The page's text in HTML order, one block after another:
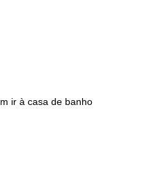
ir à casa de banho